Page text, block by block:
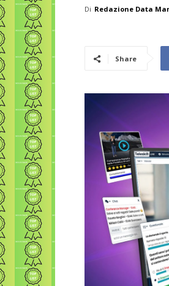
Di Redazione Data
Share